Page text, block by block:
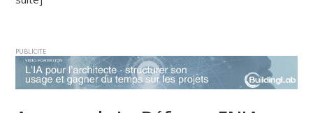
PUBLICITE